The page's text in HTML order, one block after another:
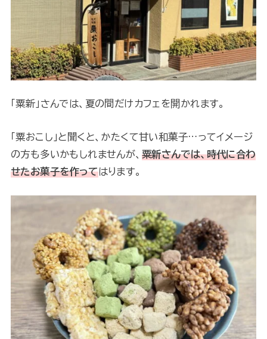
「粟新」さんでは、夏の間だけカフェを開かれます。
「粟おこし」と聞くと、かたくて甘い和菓子…ってイメージ
の方も多いかもしれませんが、 粟新さんでは、時代に合わ
せたお菓子を作ってはります。